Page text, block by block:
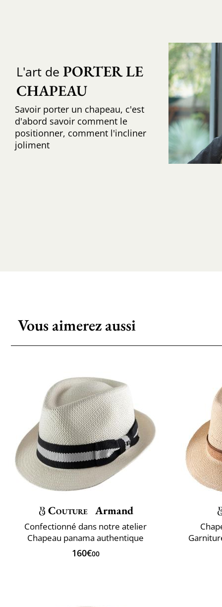
L'art de PORTER LE
CHAPEAU
Savoir porter un chapeau, c'est
d'abord savoir comment le
positionner, comment l'incliner
joliment
Vous aimerez aussi
Couture Armand
Confectionné dans notre atelier
Chapeau panama authentique
160€00